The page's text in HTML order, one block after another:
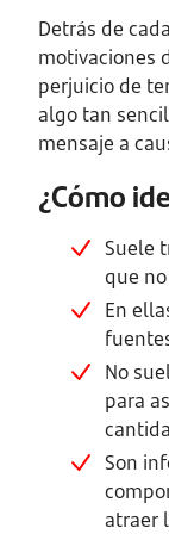
Detrás de
motivaciones
perjuicio de
algo tan
mensaje a
¿Cómo
Suele
que
En
No
para
Son
atraer